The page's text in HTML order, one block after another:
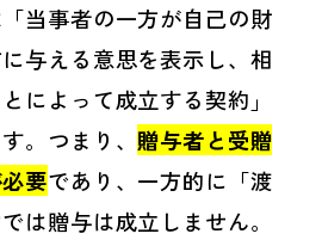
当事者の一方が自己の財
与える意思を表示し、相
によって成立する契約」
。つまり、 贈与者と受贈
要であり、一方的に「渡
は贈与は成立しません。